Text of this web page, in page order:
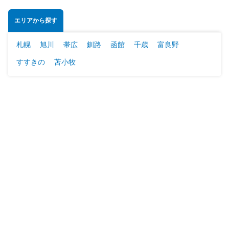
エリアから探す
札幌 旭川 帯広 釧路 函館 千歳 富良野
すすきの 苫小牧